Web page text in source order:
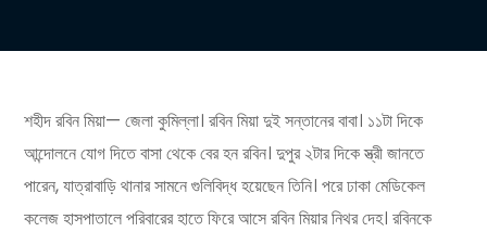
শহীদ রবিন মিয়া— জেলা কুমিল্লা। রবিন মিয়া দুই সন্তানের বাবা। ১১টা দিকে
আন্দোলনে যোগ দিতে বাসা থেকে বের হন রবিন। দুপুর ২টার দিকে স্ত্রী জানতে
পারেন, যাত্রাবাড়ি থানার সামনে গুলিবিদ্ধ হয়েছেন তিনি। পরে ঢাকা মেডিকেল
কলেজ হাসপাতালে পরিবারের হাতে ফিরে আসে রবিন মিয়ার নিথর দেহ। রবিনকে